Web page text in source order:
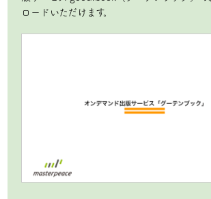
ロードいただけます。